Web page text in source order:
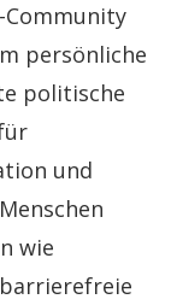
Community
persönliche
politische
und
wie